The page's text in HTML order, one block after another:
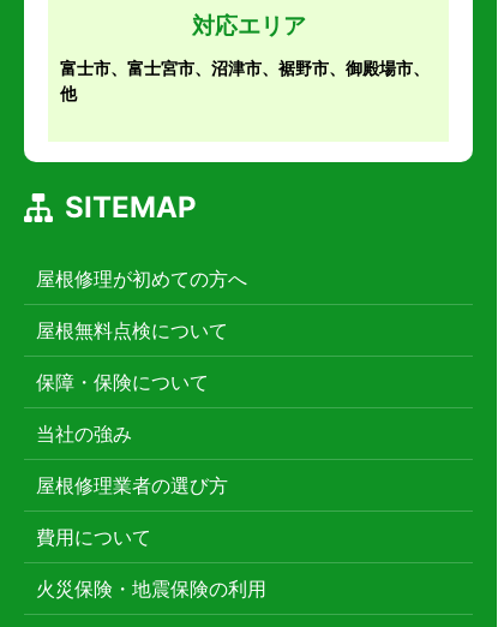
対応エリア
富士市、富士宮市、沼津市、裾野市、御殿場市、
他
SITEMAP
屋根修理が初めての方へ
屋根無料点検について
保障・保険について
当社の強み
屋根修理業者の選び方
費用について
火災保険・地震保険の利用